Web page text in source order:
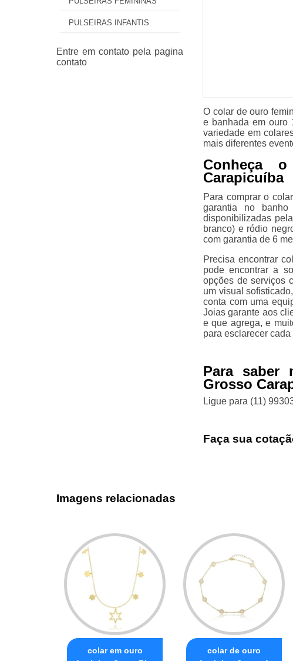
PULSEIRAS INFANTIS
O colar de ouro
e banhada em ouro
variedade em
mais diferentes
Conheça
Carapicuíba
Para comprar o
garantia no
disponibilizadas
branco) e ródio
com garantia de 6
Precisa encontrar
pode encontrar a
opções de serviços
um visual
conta com uma
Joias garante aos
e que agrega, e
para esclarecer
Para saber
Grosso
Ligue para (11)
Faça sua
Imagens relacionadas
colar em ouro
colar de ouro